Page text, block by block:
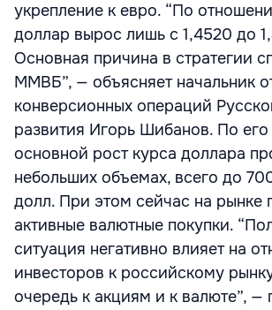
укрепление к евро. “По
доллар вырос лишь с 1,4520 до
Основная причина в стратегии
ММВБ”, — объясняет начальник
конверсионных операций
развития Игорь Шибанов. По
основной рост курса доллара
небольших объемах, всего до
долл. При этом сейчас на рынке
активные валютные покупки.
ситуация негативно влияет на
инвесторов к российскому
очередь к акциям и к валюте”, —